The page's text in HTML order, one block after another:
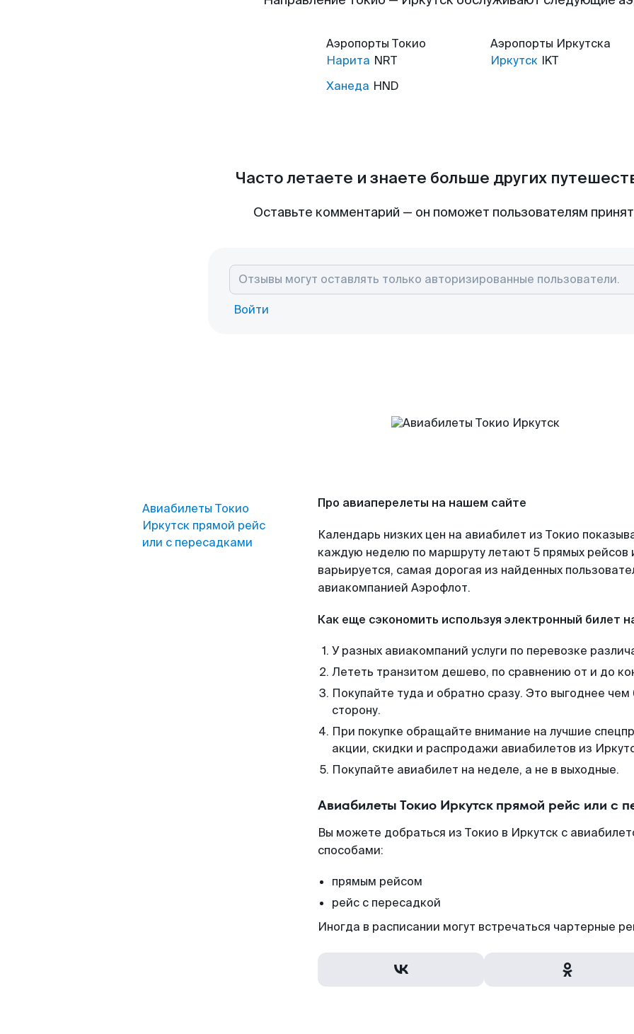
Аэропорты Токио
Нарита NRT
Ханеда HND
Аэропорты Иркутска
Иркутск IKT
Часто летаете и знаете больше других
Оставьте комментарий — он поможет пользователям
Войти
Авиабилеты Токио
Иркутск прямой рейс
или с пересадками
Про авиаперелеты на нашем сайте
Календарь низких цен на авиабилет из Токио
каждую неделю по маршруту летают 5 прямых рейсов
варьируется, самая дорогая из найденных
авиакомпанией Аэрофлот.
Как еще сэкономить используя электронный билет
У разных авиакомпаний услуги по перевозке
Лететь транзитом дешево, по сравнению от и до
Покупайте туда и обратно сразу. Это выгоднее
сторону.
При покупке обращайте внимание на лучшие
акции, скидки и распродажи авиабилетов из
Покупайте авиабилет на неделе, а не в выходные.
Авиабилеты Токио Иркутск прямой рейс или с
Вы можете добраться из Токио в Иркутск с
способами:
прямым рейсом
рейс с пересадкой
Иногда в расписании могут встречаться чартерные